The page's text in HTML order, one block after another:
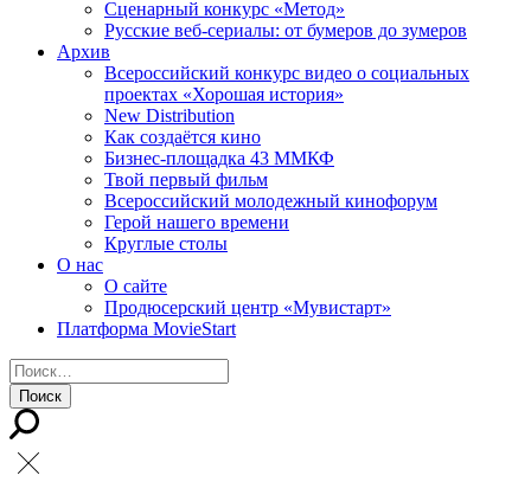
Сценарный конкурс «Метод»
Русские веб-сериалы: от бумеров до зумеров
Архив
Всероссийский конкурс видео о социальных
проектах «Хорошая история»
New Distribution
Как создаётся кино
Бизнес-площадка 43 ММКФ
Твой первый фильм
Всероссийский молодежный кинофорум
Герой нашего времени
Круглые столы
О нас
О сайте
Продюсерский центр «Мувистарт»
Платформа MovieStart